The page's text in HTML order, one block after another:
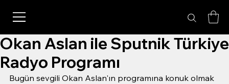
Okan Aslan ile Sputnik Türkiye
Radyo Programı
Bugün sevgili Okan Aslan'ın programına konuk olmak